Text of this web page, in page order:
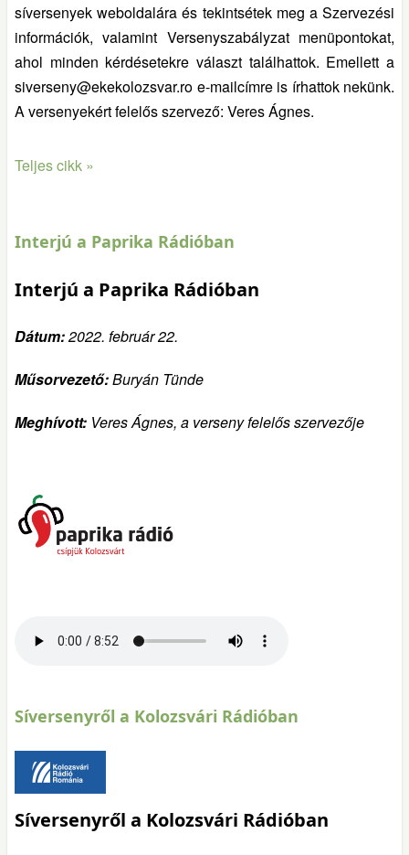
síversenyek weboldalára és tekintsétek meg a Szervezési
információk, valamint Versenyszabályzat menüpontokat,
ahol minden kérdésetekre választ találhattok. Emellett a
siverseny@ekekolozsvar.ro e-mailcímre is írhattok nekünk.
A versenyekért felelős szervező: Veres Ágnes.
Teljes cikk »
Interjú a Paprika Rádióban
Interjú a Paprika Rádióban
Dátum:2022. február 22.
Műsorvezető:Buryán Tünde
Meghívott: Veres Ágnes, a verseny felelős szervezője
Síversenyről a Kolozsvári Rádióban
Síversenyről a Kolozsvári Rádióban